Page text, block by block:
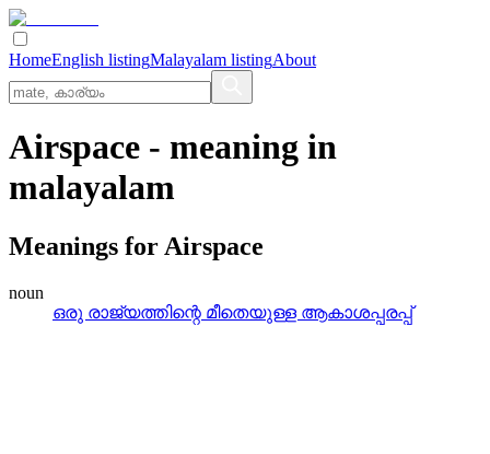
HomeEnglish listingMalayalam listingAbout
Airspace - meaning in
malayalam
Meanings for Airspace
noun
ഒരു രാജ്യത്തിന്റെ മീതെയുള്ള ആകാശപ്പരപ്പ്